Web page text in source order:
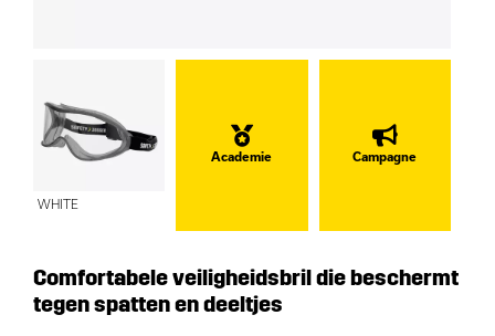
WHITE
Academie Campagne
Comfortabele veiligheidsbril die beschermt
tegen spatten en deeltjes